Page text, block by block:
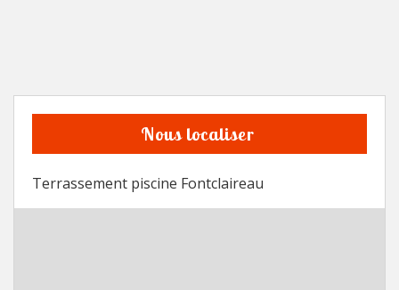
Nous localiser
Terrassement piscine Fontclaireau